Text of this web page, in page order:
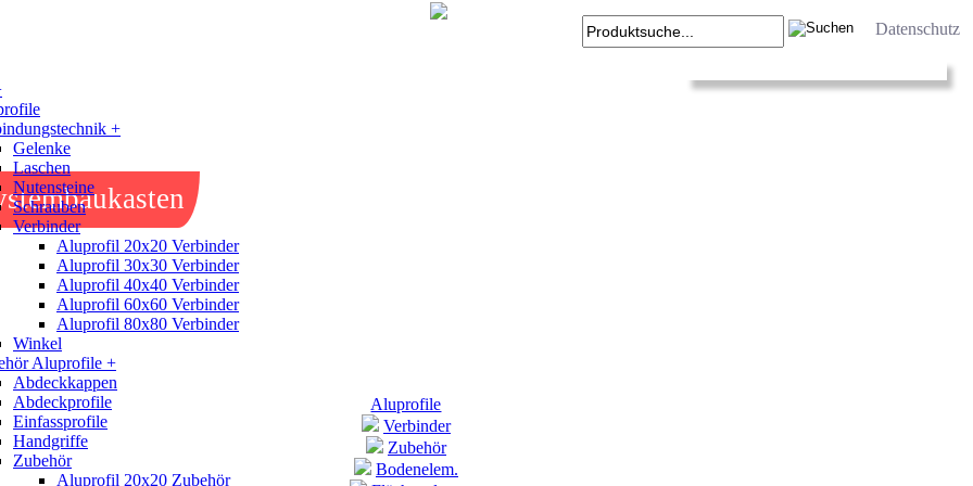
Datenschutz
+
Gelenke
Laschen
Nutensteine
Schrauben
Verbinder
Aluprofil 20x20 Verbinder
Aluprofil 30x30 Verbinder
Aluprofil 40x40 Verbinder
Aluprofil 60x60 Verbinder
Aluprofil 80x80 Verbinder
Winkel
Aluprofile +
Abdeckkappen
Abdeckprofile
Einfassprofile
Handgriffe
Zubehör
Aluprofil 20x20 Zubehör
Aluprofile
Verbinder
Zubehör
Bodenelem.